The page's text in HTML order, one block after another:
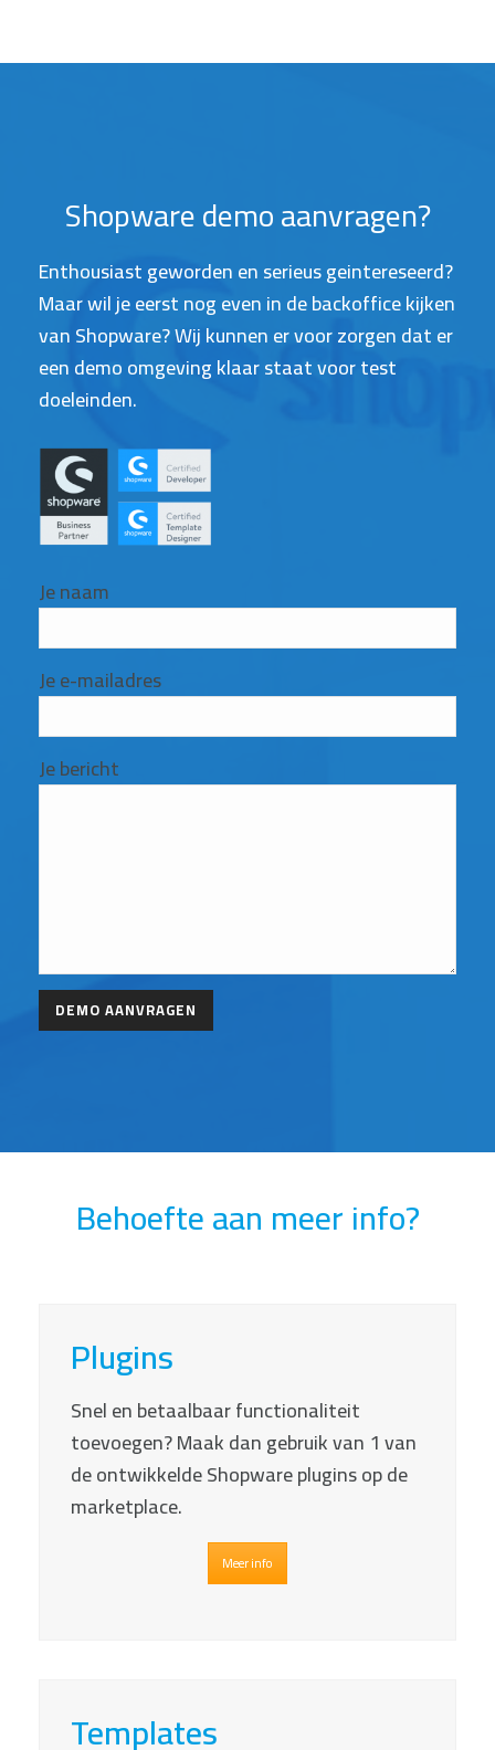
Shopware demo aanvragen?
Enthousiast geworden en serieus geintereseerd?
Maar wil je eerst nog even in de backoffice kijken
van Shopware? Wij kunnen er voor zorgen dat er
een demo omgeving klaar staat voor test
doeleinden.
Je naam
Je e-mailadres
Je bericht
Behoefte aan meer info?
Plugins
Snel en betaalbaar functionaliteit
toevoegen? Maak dan gebruik van 1 van
de ontwikkelde Shopware plugins op de
marketplace.
Meer info
Templates